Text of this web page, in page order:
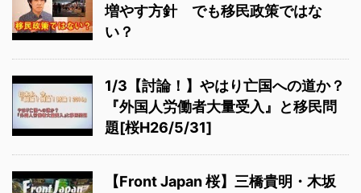
増やす方針 でも移民政策ではな
い？
1/3【討論！】やはり亡国への道か？
『外国人労働者大量受入』と移民問
題[桜H26/5/31]
【Front Japan 桜】三橋貴明・木坂